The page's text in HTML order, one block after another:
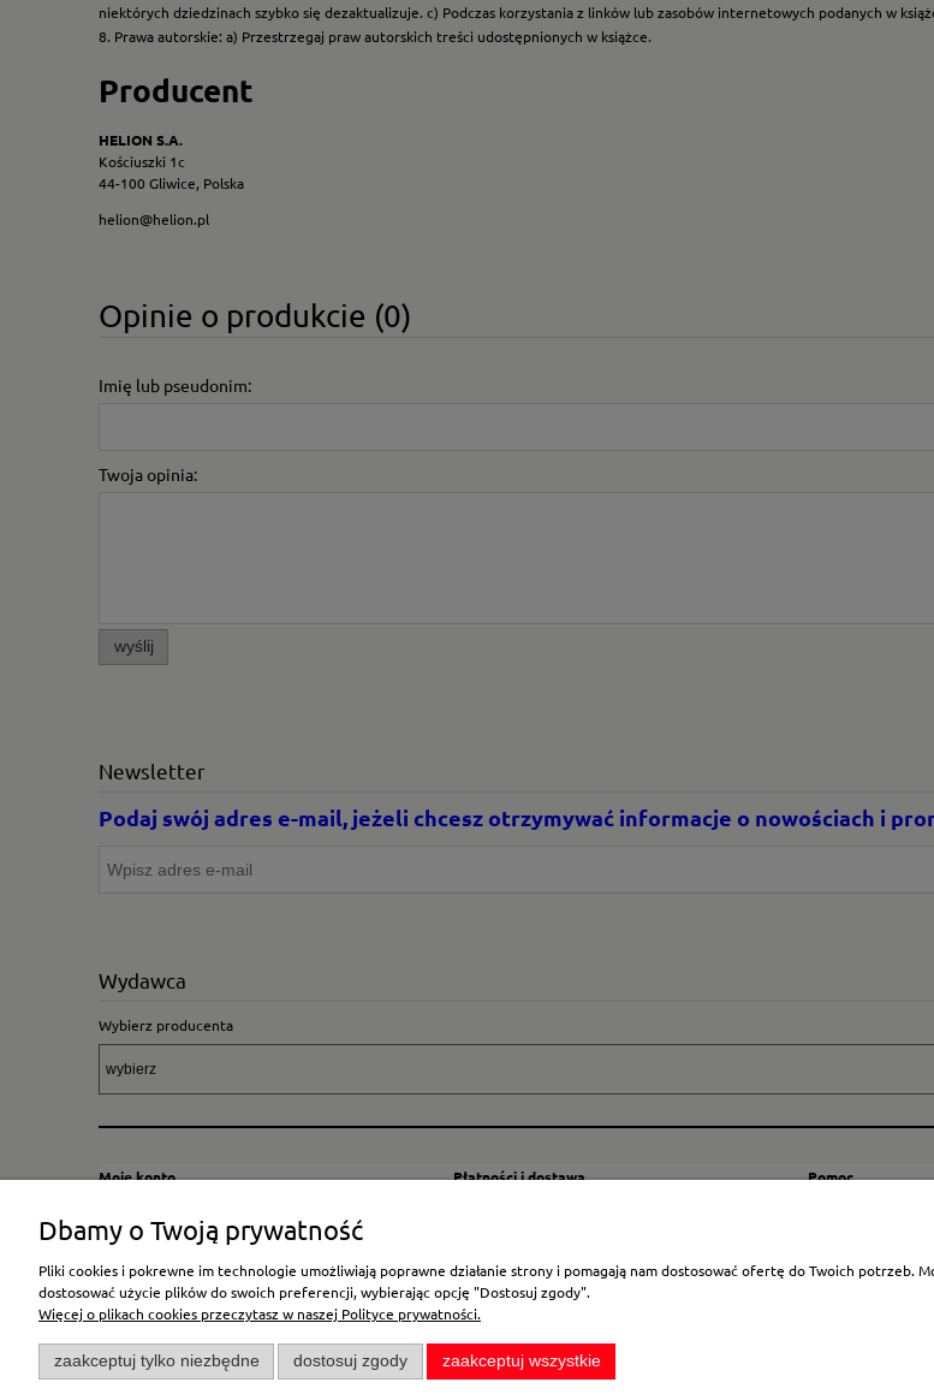
niektórych dziedzinach szybko się dezaktualizuje. c) Podczas korzystania z linków lub zasobów internetowych podanych w
8. Prawa autorskie: a) Przestrzegaj praw autorskich treści udostępnionych w książce.
Producent
HELION S.A.
Kościuszki 1c
44-100 Gliwice, Polska
helion@helion.pl
Opinie o produkcie (0)
Imię lub pseudonim:
Twoja opinia:
wyślij
Newsletter
Podaj swój adres e-mail, jeżeli chcesz otrzymywać informacje o nowościach i
Wydawca
Wybierz producenta
Moje konto
Twoje zamówienia
Przechowalnia
Płatności i dostawa
Płatność
Pomoc
Polityka cookies
Dbamy o Twoją prywatność
Pliki cookies i pokrewne im technologie umożliwiają poprawne działanie strony i pomagają nam dostosować ofertę do Twoich potrzeb.
dostosować użycie plików do swoich preferencji, wybierając opcję "Dostosuj zgody".
Więcej o plikach cookies przeczytasz w naszej Polityce prywatności.
zaakceptuj tylko niezbędne dostosuj zgody zaakceptuj wszystkie